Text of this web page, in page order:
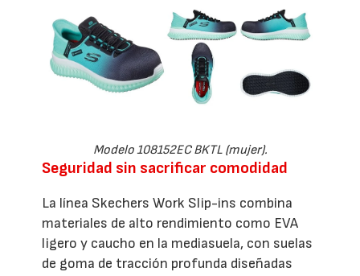
Modelo 108152EC BKTL (mujer).
Seguridad sin sacrificar comodidad
La línea Skechers Work Slip-ins combina
materiales de alto rendimiento como EVA
ligero y caucho en la mediasuela, con suelas
de goma de tracción profunda diseñadas